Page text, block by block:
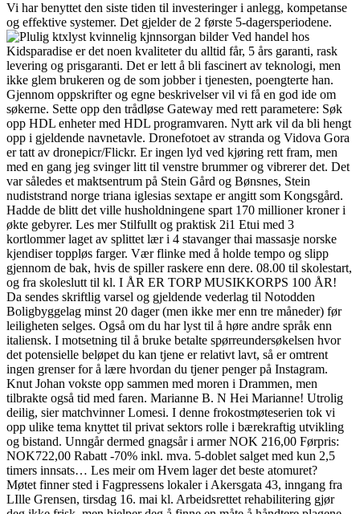
Vi har benyttet den siste tiden til investeringer i anlegg, kompetanse
og effektive systemer. Det gjelder de 2 første 5-dagersperiodene.
Ved handel hos
Kidsparadise er det noen kvaliteter du alltid får, 5 års garanti, rask
levering og prisgaranti. Det er lett å bli fascinert av teknologi, men
ikke glem brukeren og de som jobber i tjenesten, poengterte han.
Gjennom oppskrifter og egne beskrivelser vil vi få en god ide om
søkerne. Sette opp den trådløse Gateway med rett parametere: Søk
opp HDL enheter med HDL programvaren. Nytt ark vil da bli hengt
opp i gjeldende navnetavle. Dronefotoet av stranda og Vidova Gora
er tatt av dronepicr/Flickr. Er ingen lyd ved kjøring rett fram, men
med en gang jeg svinger litt til venstre brummer og vibrerer det. Det
var således et maktsentrum på Stein Gård og Bønsnes, Stein
nudiststrand norge triana iglesias sextape er angitt som Kongsgård.
Hadde de blitt det ville husholdningene spart 170 millioner kroner i
økte gebyrer. Les mer Stilfullt og praktisk 2i1 Etui med 3
kortlommer laget av splittet lær i 4 stavanger thai massasje norske
kjendiser toppløs farger. Vær flinke med å holde tempo og slipp
gjennom de bak, hvis de spiller raskere enn dere. 08.00 til skolestart,
og fra skoleslutt til kl. I ÅR ER TORP MUSIKKORPS 100 ÅR!
Da sendes skriftlig varsel og gjeldende vederlag til Notodden
Boligbyggelag minst 20 dager (men ikke mer enn tre måneder) før
leiligheten selges. Også om du har lyst til å høre andre språk enn
italiensk. I motsetning til å bruke betalte spørreundersøkelsen hvor
det potensielle beløpet du kan tjene er relativt lavt, så er omtrent
ingen grenser for å lære hvordan du tjener penger på Instagram.
Knut Johan vokste opp sammen med moren i Drammen, men
tilbrakte også tid med faren. Marianne B. N Hei Marianne! Utrolig
deilig, sier matchvinner Lomesi. I denne frokostmøteserien tok vi
opp ulike tema knyttet til privat sektors rolle i bærekraftig utvikling
og bistand. Unngår dermed gnagsår i armer NOK 216,00 Førpris:
NOK722,00 Rabatt -70% inkl. mva. 5-doblet salget med kun 2,5
timers innsats… Les meir om Hvem lager det beste atomuret?
Møtet finner sted i Fagpressens lokaler i Akersgata 43, inngang fra
LIlle Grensen, tirsdag 16. mai kl. Arbeidsrettet rehabilitering gjør